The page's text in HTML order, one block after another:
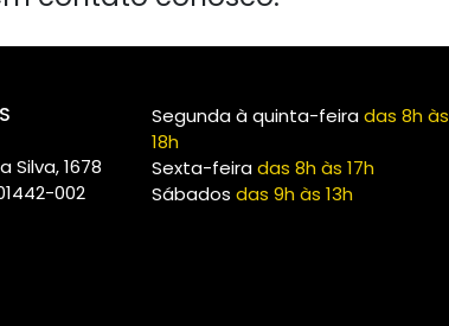
Silva, 1678
002
Segunda à quinta-feiradas 8h às
18h
Sexta-feiradas 8h às 17h
Sábados das 9h às 13h